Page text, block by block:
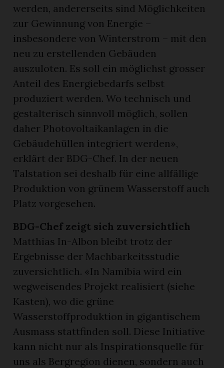
werden, andererseits sind Möglichkeiten
zur Gewinnung von Energie –
insbesondere von Winterstrom – mit den
neu zu erstellenden Gebäuden
auszuloten. Es soll ein möglichst grosser
Anteil des Energiebedarfs selbst
produziert werden. Wo technisch und
gestalterisch sinnvoll möglich, sollen
daher Photovoltaikanlagen in die
Gebäudehüllen integriert werden»,
erklärt der BDG-Chef. In der neuen
Talstation sei deshalb für eine allfällige
Produktion von grünem Wasserstoff auch
Platz vorgesehen.
BDG-Chef zeigt sich zuversichtlich
Matthias In-Albon bleibt trotz der
Ergebnisse der Machbarkeitsstudie
zuversichtlich. «In Namibia wird ein
wegweisendes Projekt realisiert (siehe
Kasten), wo die grüne
Wasserstoffproduktion in gigantischem
Ausmass stattfinden soll. Diese Initiative
kann nicht nur als Inspirationsquelle für
uns als Bergregion dienen, sondern auch